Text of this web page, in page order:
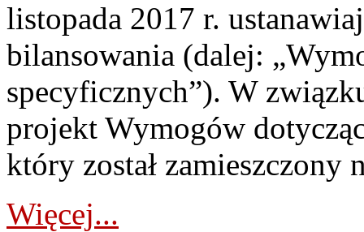
listopada 2017 r.
bilansowania (dalej:
specyficznych”). W
projekt Wymogów
który został zamieszczony
Więcej...